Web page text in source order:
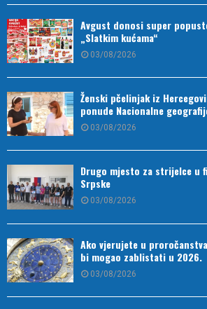
Avgust donosi super
„Slatkim kućama“
03/08/2026
Ženski pčelinjak iz
ponude Nacionalne
03/08/2026
Drugo mjesto za strijelce u
Srpske
03/08/2026
Ako vjerujete u
bi mogao zablistati u 2026.
03/08/2026